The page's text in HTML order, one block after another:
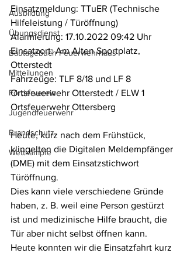
Ausbildung
Übungsdienst
Bautagebuch Feuerwehrhaus
Mitteilungen
Förderverein
Jugendfeuerwehr
Brandschutz
Wettkämpfe
Einsatzmeldung: TTuER (Technische
Hilfeleistung / Türöffnung)
Alarmierung: 17.10.2022 09:42 Uhr
Einsatzort: Am Alten Sportplatz,
Otterstedt
Fahrzeuge: TLF 8/18 und LF 8
Ortsfeuerwehr Otterstedt / ELW 1
Ortsfeuerwehr Ottersberg
Heute, kurz nach dem Frühstück,
klingelten die Digitalen Meldempfänger
(DME) mit dem Einsatzstichwort
Türöffnung.
Dies kann viele verschiedene Gründe
haben, z. B. weil eine Person gestürzt
ist und medizinische Hilfe braucht, die
Tür aber nicht selbst öffnen kann.
Heute konnten wir die Einsatzfahrt kurz